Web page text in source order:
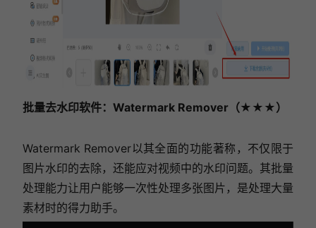
批量去水印软件：Watermark Remover（★★★）
Watermark Remover以其全面的功能著称，不仅限于
图片水印的去除，还能应对视频中的水印问题。其批量
处理能力让用户能够一次性处理多张图片，是处理大量
素材时的得力助手。